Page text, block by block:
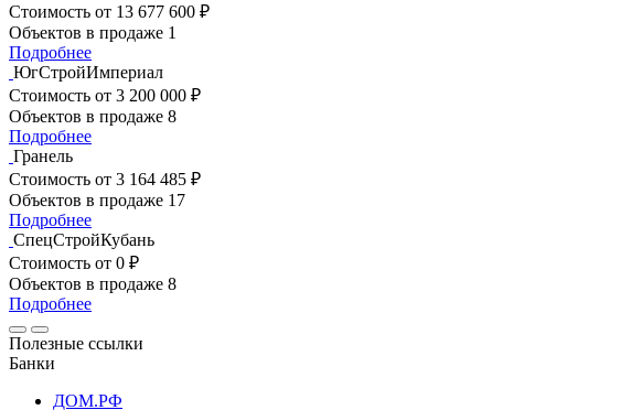
Стоимость от 13 677 600 ₽
Объектов в продаже 1
Подробнее
ЮгСтройИмпериал
Стоимость от 3 200 000 ₽
Объектов в продаже 8
Подробнее
Гранель
Стоимость от 3 164 485 ₽
Объектов в продаже 17
Подробнее
СпецСтройКубань
Стоимость от 0 ₽
Объектов в продаже 8
Подробнее
Полезные ссылки
Банки
ДОМ.РФ